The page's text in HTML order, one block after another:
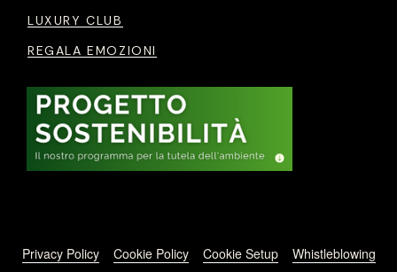
LUXURY CLUB
REGALA EMOZIONI
Footer menu
Privacy Policy Cookie Policy Cookie Setup Whistleblowing